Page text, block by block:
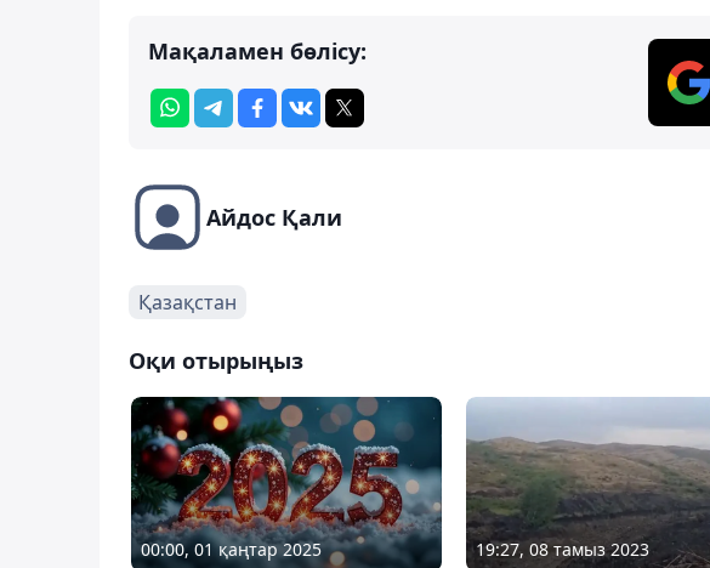
Мақаламен бөлісу:
Айдос Қали
Қазақстан
Оқи отырыңыз
00:00, 01 қаңтар 2025 19:27, 08 тамыз 2023